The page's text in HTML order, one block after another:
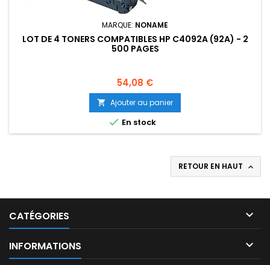
MARQUE: NONAME
LOT DE 4 TONERS COMPATIBLES HP C4092A (92A) - 2
500 PAGES
Prix
54,08 €
 Ajouter au panier
 En stock
RETOUR EN HAUT 
CATÉGORIES 
INFORMATIONS 